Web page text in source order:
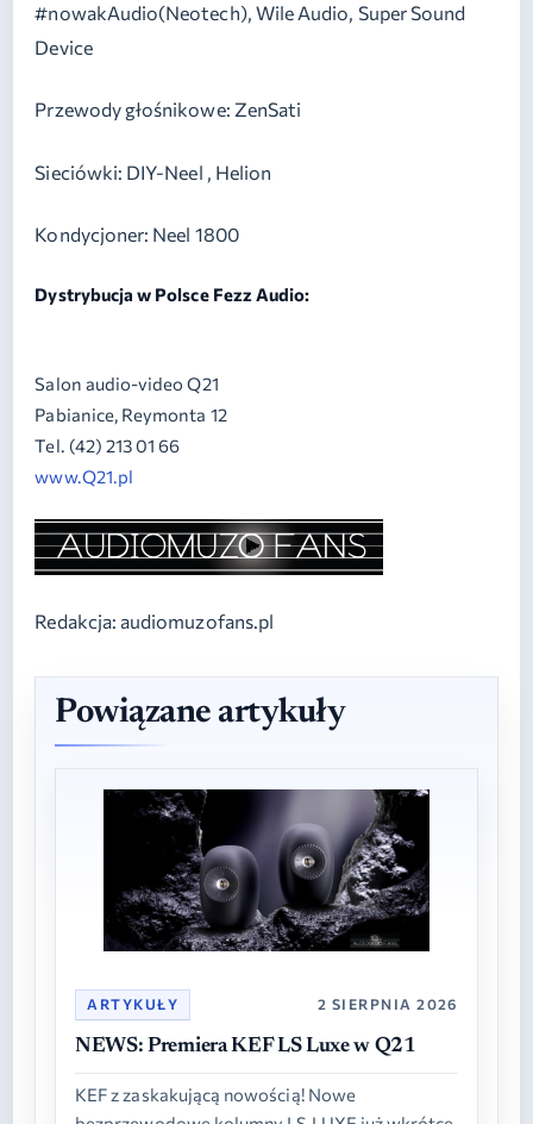
#nowakAudio(Neotech), Wile Audio, Super Sound
Device
Przewody głośnikowe: ZenSati
Sieciówki: DIY-Neel , Helion
Kondycjoner: Neel 1800
Dystrybucja w Polsce Fezz Audio:
Salon audio-video Q21
Pabianice, Reymonta 12
Tel. (42) 213 01 66
www.Q21.pl
Redakcja: audiomuzofans.pl
Powiązane artykuły
ARTYKUŁY 2 SIERPNIA 2026
NEWS: Premiera KEF LS Luxe w Q21
KEF z zaskakującą nowością! Nowe